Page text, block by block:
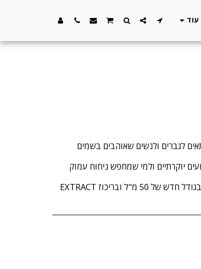
עוד
לגברים ולנשים שאוהבים בשמים
יוקרתיים ולמי שמחפש ניחוח עמוק
מגיע בבקבוק היוקרתי של הבית רפריגו , בגודל חדש של 50 מ"ל ובריכוז EXTRACT